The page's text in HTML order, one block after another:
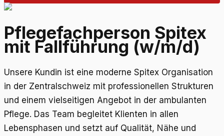
Pflegefachperson Spitex
mit Fallführung (w/m/d)
Unsere Kundin ist eine moderne Spitex Organisation
in der Zentralschweiz mit professionellen Strukturen
und einem vielseitigen Angebot in der ambulanten
Pflege. Das Team begleitet Klienten in allen
Lebensphasen und setzt auf Qualität, Nähe und